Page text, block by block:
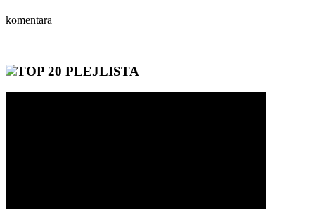
komentara
TOP 20 PLEJLISTA